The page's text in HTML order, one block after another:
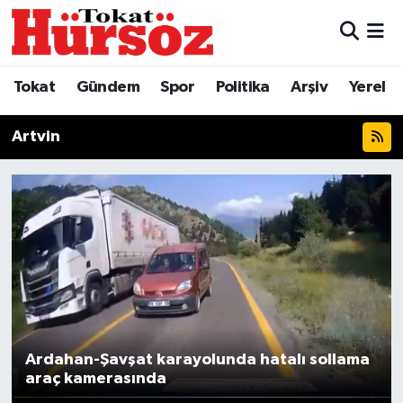
Tokat Gündem Spor Politika Arşiv Yerel
Artvin
Ardahan-Şavşat karayolunda hatalı sollama
araç kamerasında
Türkiye Gündemi
Gündem
Asayiş
Spor
Politika
Tokat Spor
Eğitim
Hava Durumu
Tokat Namaz Vakitleri
Trafik Durumu
Süper Lig Puan Durumu ve Fikstür
Tüm Manşetler
Son Dakika Haberleri
Haber Arşivi